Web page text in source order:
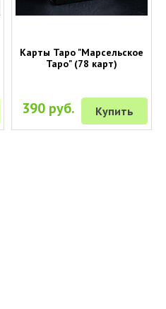
Карты Таро "Марсельское
Таро" (78 карт)
390 руб. Купить